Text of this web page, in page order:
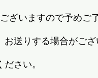
ざいますので予めご
送りする場合がござ
さい。